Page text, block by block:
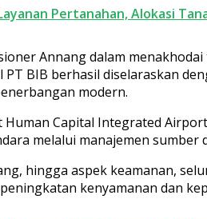
Pertanahan, Alokasi
Annang dalam
BIB berhasil diselaraskan
modern.
Capital Integrated
melalui manajemen sumber
hingga aspek keamanan,
kenyamanan dan